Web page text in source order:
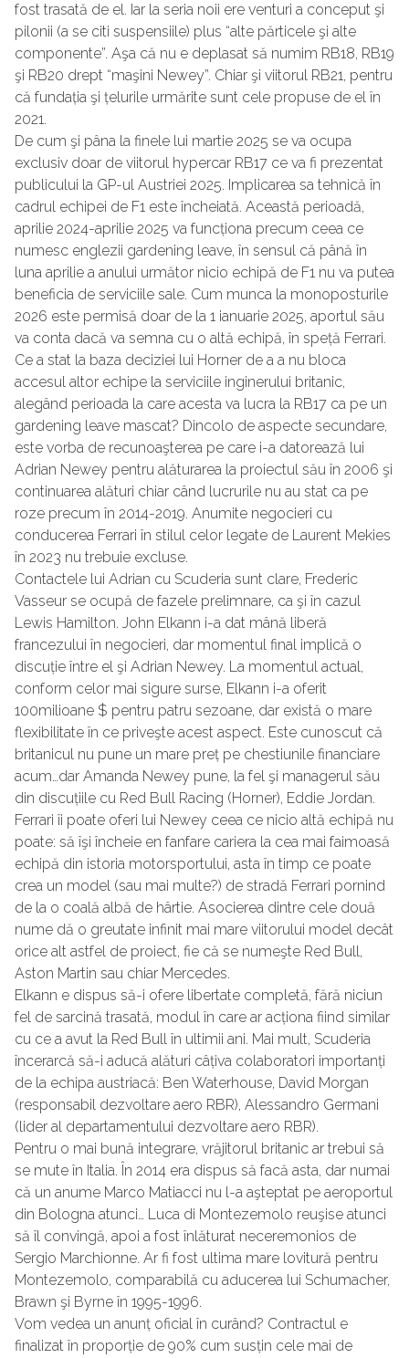
fost trasată de el. Iar la seria noii ere venturi a conceput şi
pilonii (a se citi suspensiile) plus “alte părticele şi alte
componente”. Aşa că nu e deplasat să numim RB18, RB19
şi RB20 drept “maşini Newey”. Chiar şi viitorul RB21, pentru
că fundația şi țelurile urmărite sunt cele propuse de el în
2021.
De cum şi pâna la finele lui martie 2025 se va ocupa
exclusiv doar de viitorul hypercar RB17 ce va fi prezentat
publicului la GP-ul Austriei 2025. Implicarea sa tehnică în
cadrul echipei de F1 este încheiată. Această perioadă,
aprilie 2024-aprilie 2025 va funcționa precum ceea ce
numesc englezii gardening leave, în sensul că până în
luna aprilie a anului următor nicio echipă de F1 nu va putea
beneficia de serviciile sale. Cum munca la monoposturile
2026 este permisă doar de la 1 ianuarie 2025, aportul său
va conta dacă va semna cu o altă echipă, în speță Ferrari.
Ce a stat la baza deciziei lui Horner de a a nu bloca
accesul altor echipe la serviciile inginerului britanic,
alegând perioada la care acesta va lucra la RB17 ca pe un
gardening leave mascat? Dincolo de aspecte secundare,
este vorba de recunoaşterea pe care i-a datorează lui
Adrian Newey pentru alăturarea la proiectul său în 2006 şi
continuarea alături chiar când lucrurile nu au stat ca pe
roze precum în 2014-2019. Anumite negocieri cu
conducerea Ferrari în stilul celor legate de Laurent Mekies
în 2023 nu trebuie excluse.
Contactele lui Adrian cu Scuderia sunt clare, Frederic
Vasseur se ocupă de fazele prelimnare, ca şi în cazul
Lewis Hamilton. John Elkann i-a dat mână liberă
francezului în negocieri, dar momentul final implică o
discuție între el şi Adrian Newey. La momentul actual,
conform celor mai sigure surse, Elkann i-a oferit
100milioane $ pentru patru sezoane, dar există o mare
flexibilitate în ce priveşte acest aspect. Este cunoscut că
britanicul nu pune un mare preț pe chestiunile financiare
acum…dar Amanda Newey pune, la fel şi managerul său
din discuțiile cu Red Bull Racing (Horner), Eddie Jordan.
Ferrari îi poate oferi lui Newey ceea ce nicio altă echipă nu
poate: să îşi încheie en fanfare cariera la cea mai faimoasă
echipă din istoria motorsportului, asta în timp ce poate
crea un model (sau mai multe?) de stradă Ferrari pornind
de la o coală albă de hârtie. Asocierea dintre cele două
nume dă o greutate infinit mai mare viitorului model decât
orice alt astfel de proiect, fie că se numeşte Red Bull,
Aston Martin sau chiar Mercedes.
Elkann e dispus să-i ofere libertate completă, fără niciun
fel de sarcină trasată, modul în care ar acționa fiind similar
cu ce a avut la Red Bull în ultimii ani. Mai mult, Scuderia
încerarcă să-i aducă alături câțiva colaboratori importanți
de la echipa austriacă: Ben Waterhouse, David Morgan
(responsabil dezvoltare aero RBR), Alessandro Germani
(lider al departamentului dezvoltare aero RBR).
Pentru o mai bună integrare, vrăjitorul britanic ar trebui să
se mute în Italia. În 2014 era dispus să facă asta, dar numai
că un anume Marco Matiacci nu l-a aşteptat pe aeroportul
din Bologna atunci… Luca di Montezemolo reuşise atunci
să îl convingă, apoi a fost înlăturat neceremonios de
Sergio Marchionne. Ar fi fost ultima mare lovitură pentru
Montezemolo, comparabilă cu aducerea lui Schumacher,
Brawn şi Byrne în 1995-1996.
Vom vedea un anunț oficial în curând? Contractul e
finalizat în proporție de 90% cum susțin cele mai de